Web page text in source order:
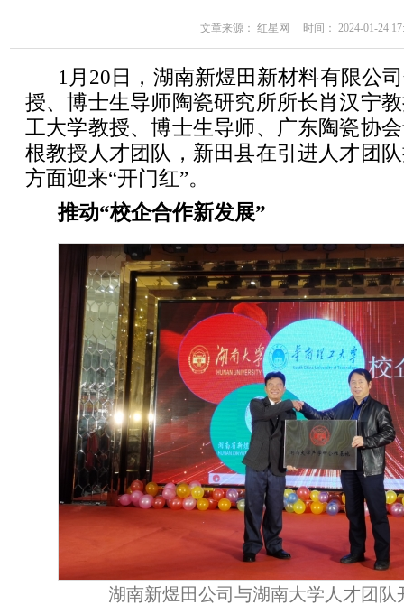
文章来源： 红星网 时间： 2024-01-24
1月20日，湖南新煜田新材料有限公
授、博士生导师陶瓷研究所所长肖汉宁
工大学教授、博士生导师、广东陶瓷协
根教授人才团队，新田县在引进人才团
方面迎来“开门红”。
推动“校企合作新发展”
湖南新煜田公司与湖南大学人才团队